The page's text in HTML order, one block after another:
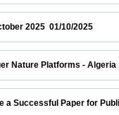
October 2025  01/
Nature
a Successful